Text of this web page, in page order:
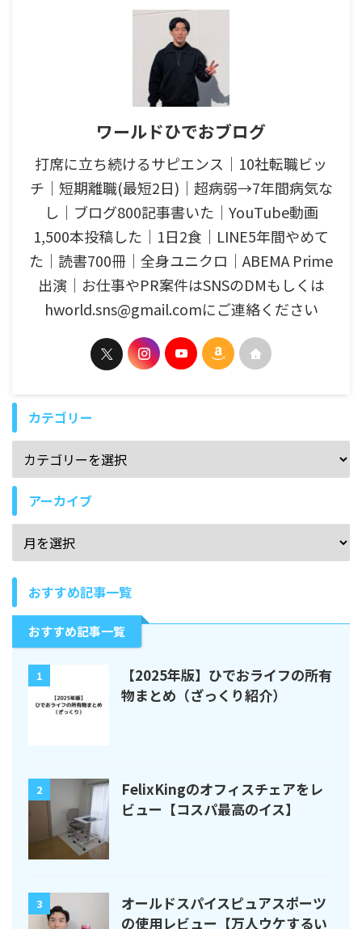
ワールドひでおブログ
打席に立ち続けるサピエンス│10社転職ビッ
チ│短期離職(最短2日)│超病弱→7年間病気な
し│ブログ800記事書いた│YouTube動画
1,500本投稿した│1日2食│LINE5年間やめて
た│読書700冊│全身ユニクロ│ABEMA Prime
出演│お仕事やPR案件はSNSのDMもしくは
hworld.sns@gmail.comにご連絡ください
カテゴリー
アーカイブ
おすすめ記事一覧
おすすめ記事一覧
1
【2025年版】ひでおライフの所有
物まとめ（ざっくり紹介）
2
FelixKingのオフィスチェアをレ
ビュー【コスパ最高のイス】
3
オールドスパイスピュアスポーツ
の使用レビュー【万人ウケするい